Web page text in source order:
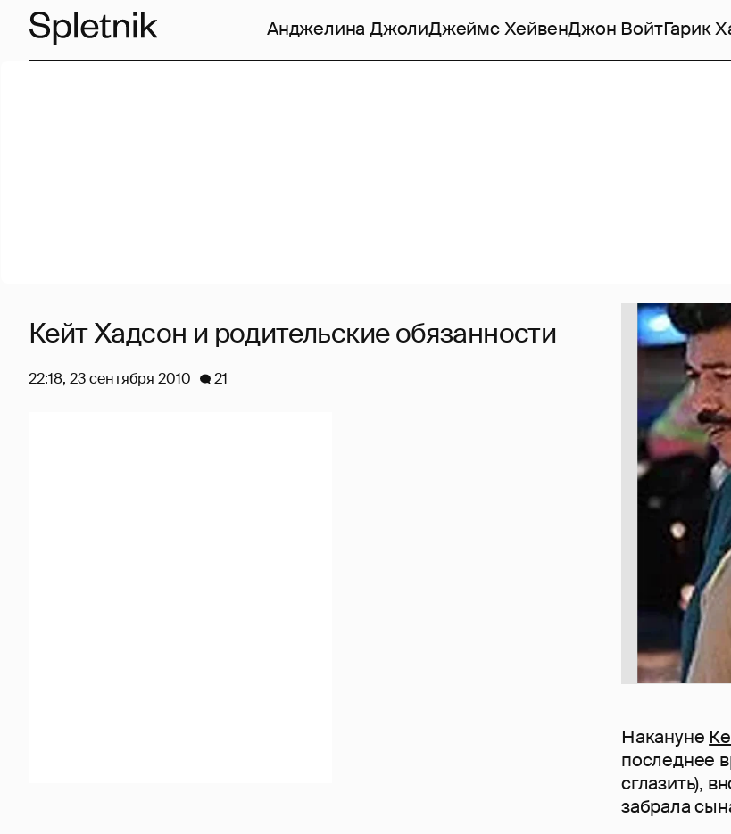
Анджелина ДжолиДжеймс ХейвенДжон ВойтГарик
Накануне
последнее
сглазить),
забрала
Кейт Хадсон и родительские обязанности
22:18, 23 сентября 2010 21